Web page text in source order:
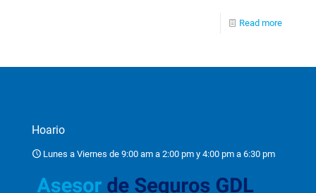
Read more
Hoario
Lunes a Viernes de 9:00 am a 2:00 pm y 4:00 pm a 6:30 pm